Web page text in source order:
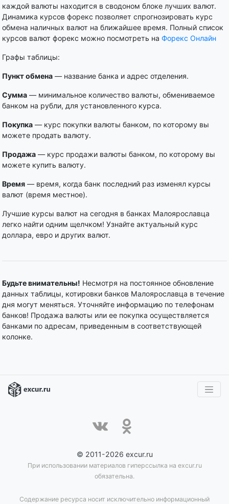
каждой валюты находится в сводоном блоке лучших валют.
Динамика курсов форекс позволяет спрогнозировать курс
обмена наличных валют на ближайшее время. Полный список
курсов валют форекс можно посмотреть на Форекс Онлайн
Графы таблицы:
Пункт обмена — название банка и адрес отделения.
Сумма — минимальное количество валюты, обмениваемое
банком на рубли, для установленного курса.
Покупка — курс покупки валюты банком, по которому вы
можете продать валюту.
Продажа — курс продажи валюты банком, по которому вы
можете купить валюту.
Время — время, когда банк последний раз изменял курсы
валют (время местное).
Лучшие курсы валют на сегодня в банках Малоярославца
легко найти одним щелчком! Узнайте актуальный курс
доллара, евро и других валют.
Будьте внимательны! Несмотря на постоянное обновление
данных таблицы, котировки банков Малоярославца в течение
дня могут меняться. Уточняйте информацию по телефонам
банков! Продажа валюты или ее покупка осуществляется
банками по адресам, приведенным в соответствующей
колонке.
© 2011-2026 excur.ru
При использовании материалов гиперссылка на excur.ru
обязательна.
Содержание ресурса носит исключительно информационный